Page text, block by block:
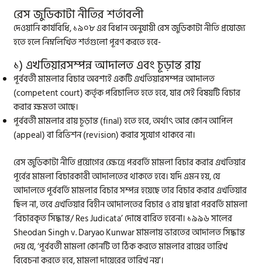
রেস জুডিকাটা নীতির শর্তাবলী
দেওয়ানি কার্যবিধি, ১৯০৮ এর বিধান অনুযায়ী রেস জুডিকাটা নীতি প্রযোজ্য
হতে হলে নিম্নলিখিত শর্তগুলো পূরণ করতে হবে-
১) এখতিয়ারসম্পন্ন আদালত এবং চূড়ান্ত রায়
পূর্ববর্তী মামলার বিচার অবশ্যই একটি এখতিয়ারসম্পন্ন আদালত
(competent court) কর্তৃক পরিচালিত হতে হবে, যার সেই বিষয়টি বিচার
করার ক্ষমতা আছে।
পূর্ববর্তী মামলার রায় চূড়ান্ত (final) হতে হবে, অর্থাৎ আর কোন আপিল
(appeal) বা রিভিশন (revision) করার সুযোগ থাকবে না।
রেস জুডিকাটা নীতি প্রয়োগের ক্ষেত্রে পরবর্তি মামলা বিচার করার এখতিয়ার
পূর্বের মামলা বিচারকারী আদালতের থাকতে হবে। যদি এমন হয়, যে
আদালতে পূর্ববর্তি মামলার বিচার সম্পন্ন হয়েছে তার বিচার করার এখতিয়ার
ছিল না, তবে এখতিয়ার বিহীন আদালতের বিচার ও রায় দ্বারা পরবর্তি মামলা
‘বিচারকৃত সিদ্ধান্ত/ Res Judicata’ দোষে বারিত হবেনা। ১৯৯৬ সালের
Sheodan Singh v. Daryao Kunwar মামলায় ভারতের আদালত সিদ্ধান্ত
দেয় যে, ‘পূর্ববর্তী মামলা কোনটি তা ঠিক করতে মামলার রায়ের তারিখ
বিবেচনা করতে হবে, মামলা দায়েরের তারিখ নয়’।